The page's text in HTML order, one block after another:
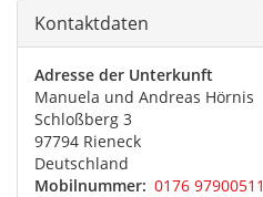
Kontaktdaten
Adresse der Unterkunft
Manuela und Andreas Hörnis
Schloßberg 3
97794 Rieneck
Deutschland
Mobilnummer 0176 97900511